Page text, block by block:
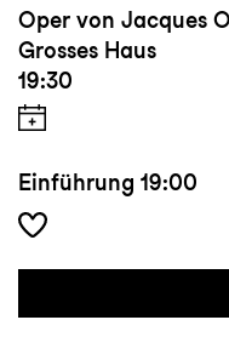
Oper von Jacques
Grosses Haus
19:30
Einführung 19:00